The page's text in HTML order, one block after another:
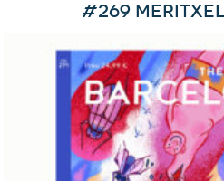
#269